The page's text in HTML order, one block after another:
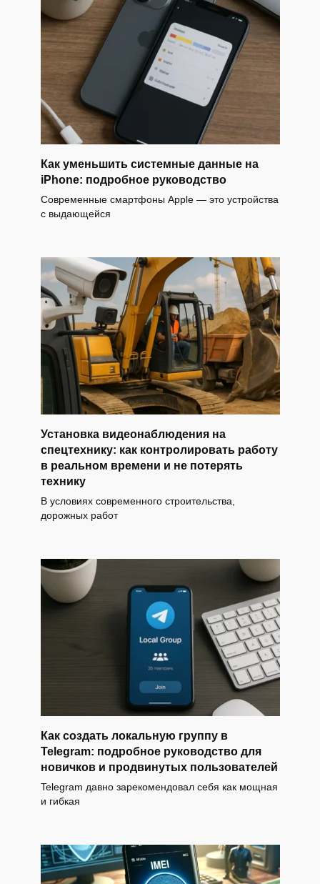
Как уменьшить системные данные на
iPhone: подробное руководство
Современные смартфоны Apple — это устройства
с выдающейся
Установка видеонаблюдения на
спецтехнику: как контролировать работу
в реальном времени и не потерять
технику
В условиях современного строительства,
дорожных работ
Как создать локальную группу в
Telegram: подробное руководство для
новичков и продвинутых пользователей
Telegram давно зарекомендовал себя как мощная
и гибкая